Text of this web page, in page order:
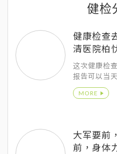
健检
健康检查
清医院柏
游！
这次健康检
报告可以当
么？不用等
MORE
大军要前
前，身体